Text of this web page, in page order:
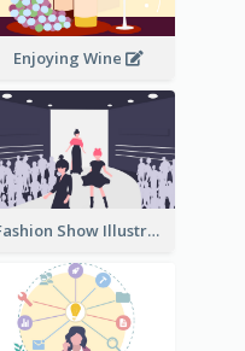
Enjoying Wine
Fashion Show Illustration